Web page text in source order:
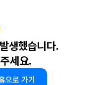
생했습니다.
세요.
으로 가기